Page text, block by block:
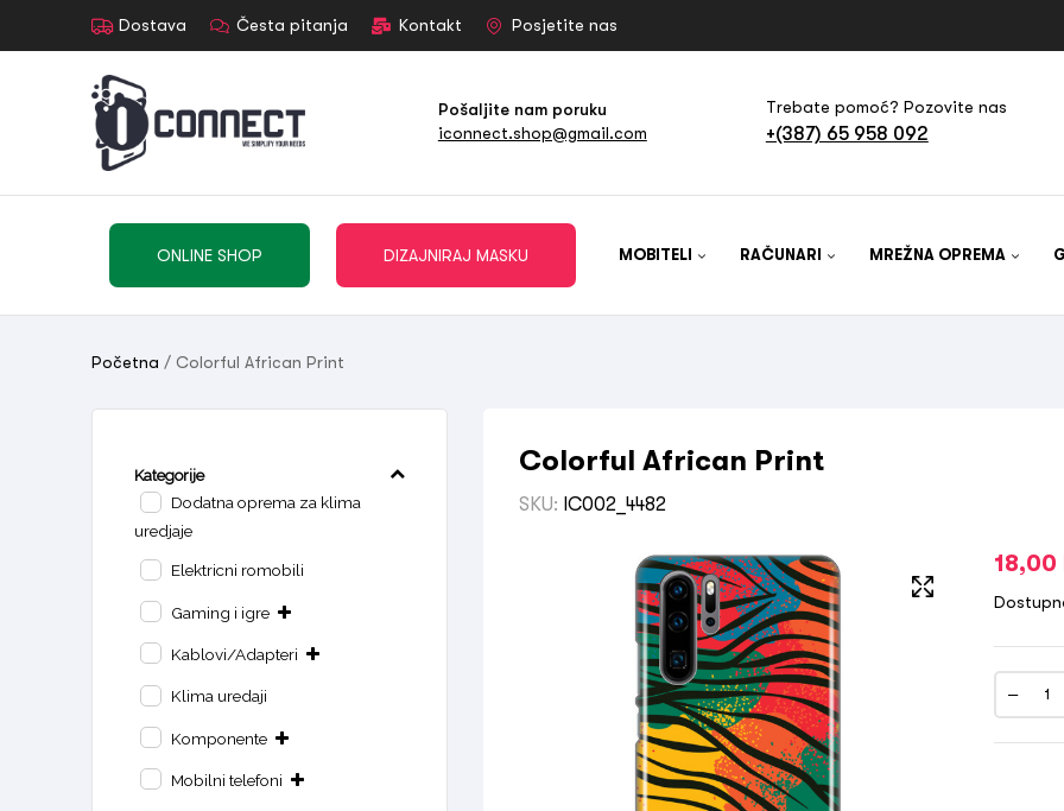
Dostava Česta pitanja Kontakt Posjetite nas
Pošaljite nam poruku
iconnect.shop@gmail.com
Trebate pomoć? Pozovite nas
+(387) 65 958 092
ONLINE SHOP DIZAJNIRAJ MASKU MOBITELI RAČUNARI MREŽNA OPREMA
Početna / Colorful African Print
Colorful African Print
SKU: IC002_4482
18,00
Kategorije
Dodatna oprema za klima
uredjaje
Elektricni romobili
Gaming i igre
Kablovi/Adapteri
Klima uredaji
Komponente
Mobilni telefoni